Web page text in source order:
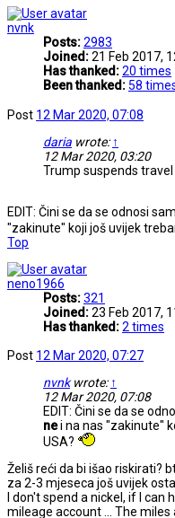
nvnk
Posts:2983
Joined:21 Feb 2017,
Has thanked:20 times
Been thanked:58
Post 12 Mar 2020, 07:08
daria wrote: ↑
12 Mar 2020, 03:20
Trump suspends
EDIT: Čini se da se odnosi
"zakinute" koji još uvijek
Top
neno1966
Posts:321
Joined:23 Feb 2017,
Has thanked:2 times
Post 12 Mar 2020, 07:27
nvnkwrote: ↑
12 Mar 2020, 07:08
EDIT: Čini se da se
nei na nas "zakinute"
USA?
Želiš reći da bi išao riskirati?
za 2-3 mjeseca još uvijek
I don't spend a nickel, if I
mileage account ... The miles